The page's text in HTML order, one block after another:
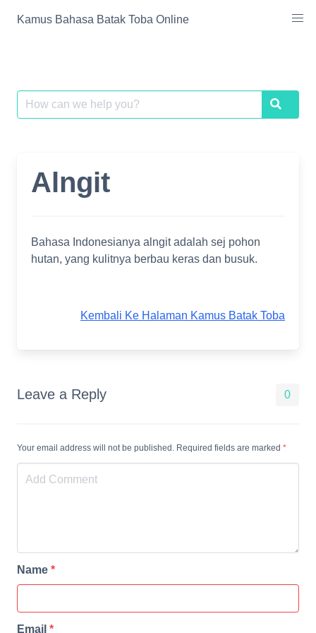
Kamus Bahasa Batak Toba Online
Search
for:
Search
Alngit
Bahasa Indonesianya alngit adalah sej pohon
hutan, yang kulitnya berbau keras dan busuk.
Kembali Ke Halaman Kamus Batak Toba
Leave a Reply 0
Your email address will not be published. Required fields are marked *
Name *
Email *